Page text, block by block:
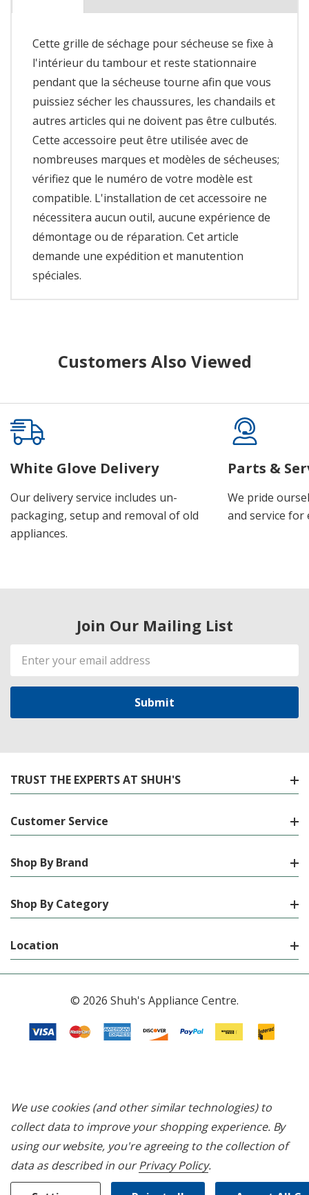
Cette grille de séchage pour sécheuse se fixe à
l'intérieur du tambour et reste stationnaire
pendant que la sécheuse tourne afin que vous
puissiez sécher les chaussures, les chandails et
autres articles qui ne doivent pas être culbutés.
Cette accessoire peut être utilisée avec de
nombreuses marques et modèles de sécheuses;
vérifiez que le numéro de votre modèle est
compatible. L'installation de cet accessoire ne
nécessitera aucun outil, aucune expérience de
démontage ou de réparation. Cet article
demande une expédition et manutention
spéciales.
Customers Also Viewed
White Glove Delivery
Our delivery service includes un-
packaging, setup and removal of old
appliances.
Parts &
We pride
and service for
Join Our Mailing List
Email
Address
TRUST THE EXPERTS AT SHUH'S
Customer Service
Shop By Brand
Shop By Category
Location
© 2026 Shuh's Appliance Centre.
We use cookies (and other similar technologies) to
collect data to improve your shopping experience. By
using our website, you're agreeing to the collection of
data as described in ourPrivacy Policy.